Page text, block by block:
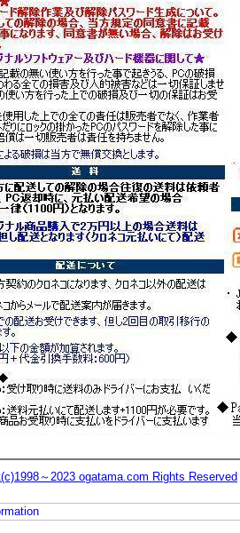
～2023 ogatama.com Rights Reserved